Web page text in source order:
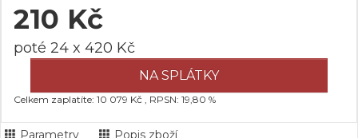
210 Kč
poté 24 x 420 Kč
NA SPLÁTKY
Celkem zaplatíte: 10 079 Kč , RPSN: 19,80 %
Parametry
Popis zboží